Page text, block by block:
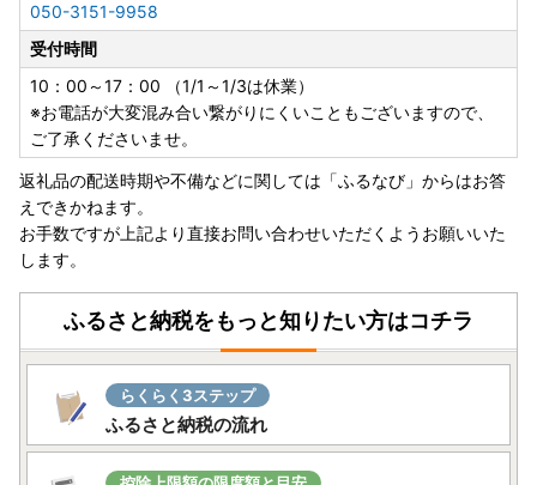
050-3151-9958
受付時間
10：00～17：00 （1/1～1/3は休業）
※お電話が大変混み合い繋がりにくいこともございますので、
ご了承くださいませ。
返礼品の配送時期や不備などに関しては「ふるなび」からはお答
えできかねます。
お手数ですが上記より直接お問い合わせいただくようお願いいた
します。
ふるさと納税をもっと知りたい方はコチラ
らくらく3ステップ
ふるさと納税の流れ